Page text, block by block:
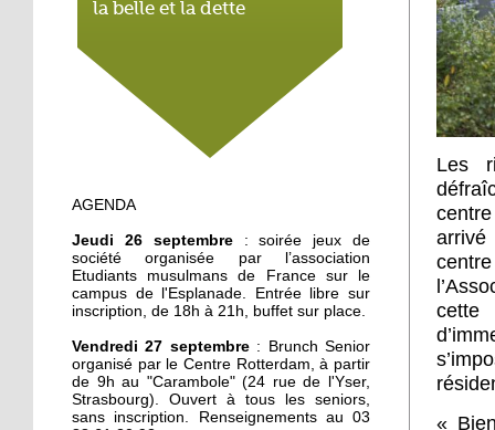
la belle et la dette
3 octobre 2019
La lutte contre les
discriminations s'installe
Esplanade : des
immeubles rhabillés pour
l'hiver
2 octobre 2019
L'écureuil : « J'aime pas
être à découvert »
1 octobre 2019
AGENDA
Jeudi 26 septembre : soirée jeux de
société organisée par l’association
Etudiants musulmans de France sur le
campus de l'Esplanade. Entrée libre sur
inscription, de 18h à 21h, buffet sur place.
Vendredi 27 septembre: Brunch Senior
organisé par le Centre Rotterdam, à partir
de 9h au "Carambole" (24 rue de l'Yser,
Strasbourg). Ouvert à tous les seniors,
sans inscription. Renseignements au 03
Les
cette
«